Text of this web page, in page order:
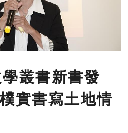
學叢書新書發
實書寫土地情